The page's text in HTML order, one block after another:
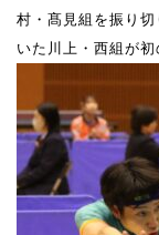
村・髙見組を振り
いた川上・西組が初